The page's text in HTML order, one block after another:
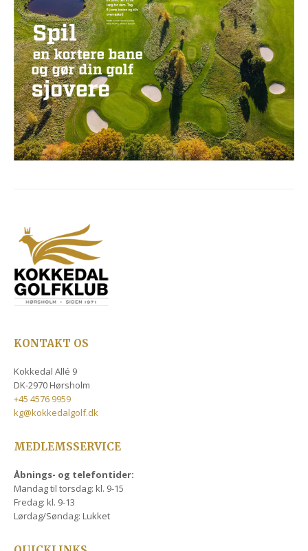
KONTAKT OS
Kokkedal Allé 9
DK-2970 Hørsholm
+45 4576 9959
kg@kokkedalgolf.dk
MEDLEMSSERVICE
Åbnings- og telefontider:
Mandag til torsdag: kl. 9-15
Fredag: kl. 9-13
Lørdag/Søndag: Lukket